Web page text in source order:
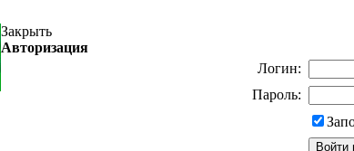
Закрыть
Авторизация
Логин:
Пароль: